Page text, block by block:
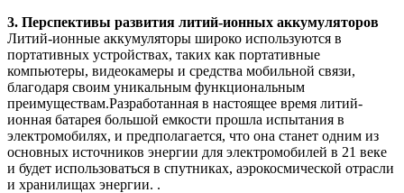
3. Перспективы развития литий-ионных аккумуляторов
Литий-ионные аккумуляторы широко используются в
портативных устройствах, таких как портативные
компьютеры, видеокамеры и средства мобильной связи,
благодаря своим уникальным функциональным
преимуществам.Разработанная в настоящее время литий-
ионная батарея большой емкости прошла испытания в
электромобилях, и предполагается, что она станет одним из
основных источников энергии для электромобилей в 21 веке
и будет использоваться в спутниках, аэрокосмической отрасли
и хранилищах энергии. .